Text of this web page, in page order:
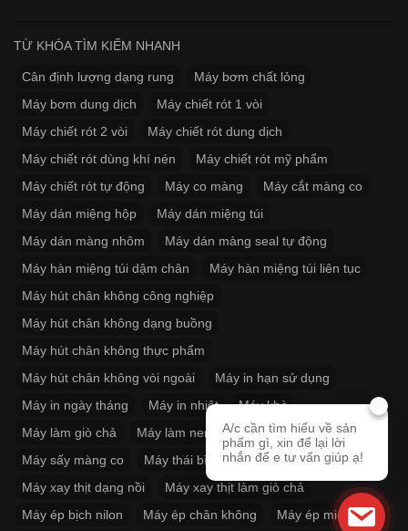
TỪ KHÓA TÌM KIẾM NHANH
Cân định lượng dạng rung
Máy bơm chất lỏng
Máy bơm dung dịch
Máy chiết rót 1 vòi
Máy chiết rót 2 vòi
Máy chiết rót dung dịch
Máy chiết rót dùng khí nén
Máy chiết rót mỹ phẩm
Máy chiết rót tự động
Máy co màng
Máy cắt màng co
Máy dán miệng hộp
Máy dán miệng túi
Máy dán màng nhôm
Máy dán màng seal tự động
Máy hàn miệng túi dậm chân
Máy hàn miệng túi liên tục
Máy hút chân không công nghiệp
Máy hút chân không dạng buồng
Máy hút chân không thực phẩm
Máy hút chân không vòi ngoài
Máy in hạn sử dụng
Máy in ngày tháng
Máy in nhiệt
Máy khò
Máy làm giò chả
Máy làm nem
Máy rút màng co
Máy sấy màng co
Máy thái bì
Máy xay giò chả
Máy xay thịt dạng nồi
Máy xay thịt làm giò chả
Máy ép bịch nilon
Máy ép chân không Máy ép miệng túi
A/c cần tìm hiểu về sản
phẩm gì, xin để lại lời
nhắn để e tư vấn giúp ạ!